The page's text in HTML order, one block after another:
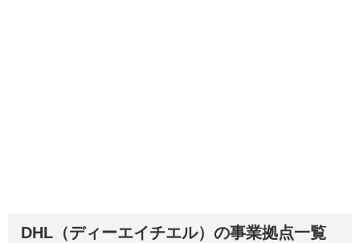
DHL（ディーエイチエル）の事業拠点一覧